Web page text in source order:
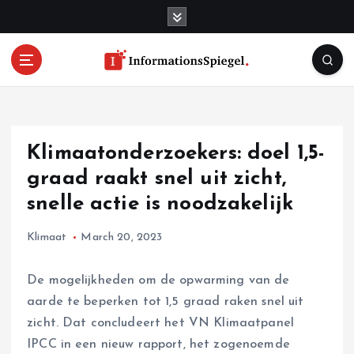
Klimaatonderzoekers: doel 1,5-
graad raakt snel uit zicht,
snelle actie is noodzakelijk
Klimaat March 20, 2023
De mogelijkheden om de opwarming van de
aarde te beperken tot 1,5 graad raken snel uit
zicht. Dat concludeert het VN Klimaatpanel
IPCC in een nieuw rapport, het zogenoemde